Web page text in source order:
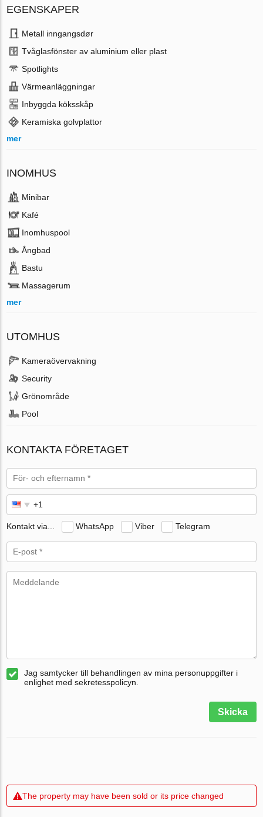
EGENSKAPER
Metall inngangsdør
Tvåglasfönster av aluminium eller plast
Spotlights
Värmeanläggningar
Inbyggda köksskåp
Keramiska golvplattor
mer
INOMHUS
Minibar
Kafé
Inomhuspool
Ångbad
Bastu
Massagerum
mer
UTOMHUS
Kameraövervakning
Security
Grönområde
Pool
KONTAKTA FÖRETAGET
Kontakt via... WhatsApp Viber Telegram
Jag samtycker till behandlingen av mina personuppgifter i
enlighet med sekretesspolicyn.
Skicka
The property may have been sold or its price changed